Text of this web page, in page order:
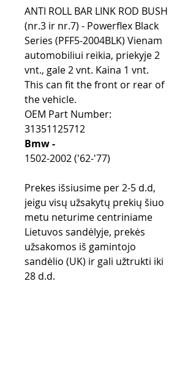
ANTI ROLL BAR LINK ROD BUSH
(nr.3 ir nr.7) - Powerflex Black
Series (PFF5-2004BLK) Vienam
automobiliui reikia, priekyje 2
vnt., gale 2 vnt. Kaina 1 vnt.
This can fit the front or rear of
the vehicle.
OEM Part Number:
31351125712
Bmw -
1502-2002 ('62-'77)
Prekes išsiusime per 2-5 d.d,
jeigu visų užsakytų prekių šiuo
metu neturime centriniame
Lietuvos sandėlyje, prekės
užsakomos iš gamintojo
sandėlio (UK) ir gali užtrukti iki
28 d.d.